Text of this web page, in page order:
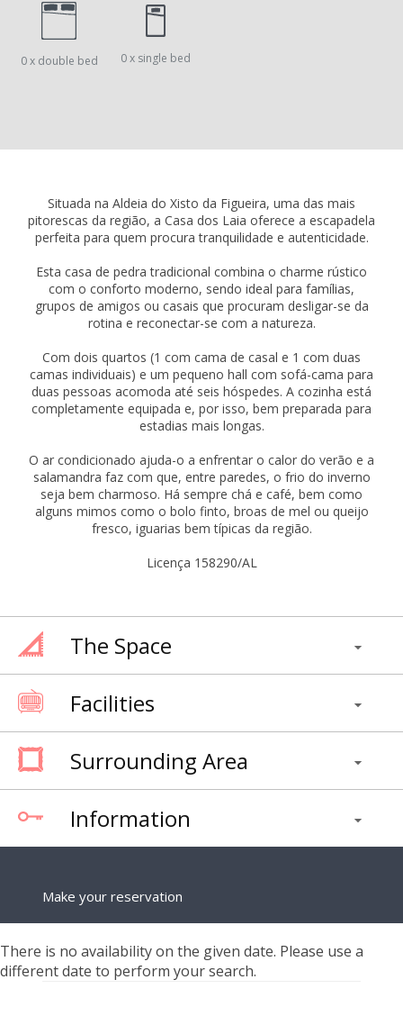
0 x double bed 0 x single bed
Situada na Aldeia do Xisto da Figueira, uma das mais
pitorescas da região, a Casa dos Laia oferece a escapadela
perfeita para quem procura tranquilidade e autenticidade.
Esta casa de pedra tradicional combina o charme rústico
com o conforto moderno, sendo ideal para famílias,
grupos de amigos ou casais que procuram desligar-se da
rotina e reconectar-se com a natureza.
Com dois quartos (1 com cama de casal e 1 com duas
camas individuais) e um pequeno hall com sofá-cama para
duas pessoas acomoda até seis hóspedes. A cozinha está
completamente equipada e, por isso, bem preparada para
estadias mais longas.
O ar condicionado ajuda-o a enfrentar o calor do verão e a
salamandra faz com que, entre paredes, o frio do inverno
seja bem charmoso. Há sempre chá e café, bem como
alguns mimos como o bolo finto, broas de mel ou queijo
fresco, iguarias bem típicas da região.
Licença 158290/AL
The Space
Facilities
Surrounding Area
Information
Make your reservation
There is no availability on the given date. Please use a
different date to perform your search.